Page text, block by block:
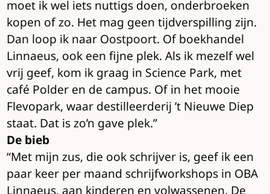
moet ik wel iets nuttigs doen, onderbroeken
kopen of zo. Het mag geen tijdverspilling zijn.
Dan loop ik naar Oostpoort. Of boekhandel
Linnaeus, ook een fijne plek. Als ik mezelf wel
vrij geef, kom ik graag in Science Park, met
café Polder en de campus. Of in het mooie
Flevopark, waar destilleerderij ’t Nieuwe Diep
staat. Dat is zo’n gave plek.”
De bieb
“Met mijn zus, die ook schrijver is, geef ik een
paar keer per maand schrijfworkshops in OBA
Linnaeus, aan kinderen en volwassenen. De